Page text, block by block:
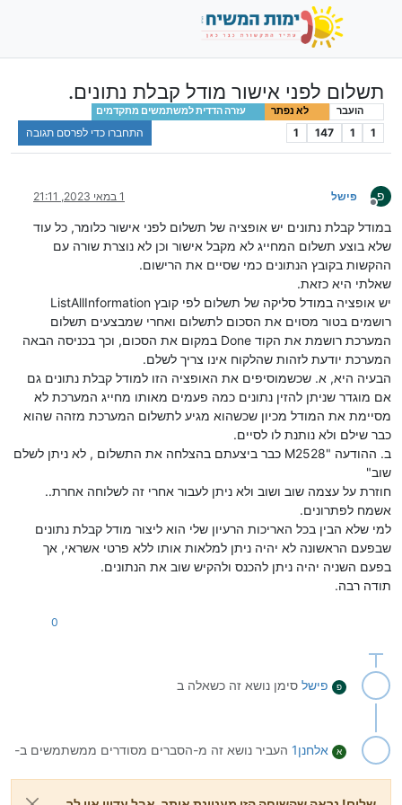
תשלום לפני אישור מודל קבלת נתונים.
הועבר לא נפתר עזרה הדדית למשתמשים מתקדמים
1
1
147
1 התחברו כדי לפרסם תגובה
פ
מנותק
פישל 1 במאי 2023, 21:11
במודל קבלת נתונים יש אופציה של תשלום לפני אישור כלומר, כל עוד
שלא בוצע תשלום המחייג לא מקבל אישור וכן לא נוצרת שורה עם
ההקשות בקובץ הנתונים כמי שסיים את הרישום.
שאלתי היא כזאת.
יש אופציה במודל סליקה של תשלום לפי קובץ ListAllInformation
רושמים בטור מסוים את הסכום לתשלום ואחרי שמבצעים תשלום
המערכת רושמת את הקוד Done במקום את הסכום, וכך בכניסה הבאה
המערכת יודעת לזהות שהלקוח אינו צריך לשלם.
הבעיה היא, א. שכשמוסיפים את האופציה הזו למודל קבלת נתונים גם
אם מוגדר שניתן להזין נתונים כמה פעמים מאותו מחייג המערכת לא
מסיימת את המודל מכיון שכשהוא מגיע לתשלום המערכת מזהה שהוא
כבר שילם ולא נותנת לו לסיים.
ב. ההודעה "M2528 כבר ביצעתם בהצלחה את התשלום , לא ניתן לשלם
שוב"
חוזרת על עצמה שוב ושוב ולא ניתן לעבור אחרי זה לשלוחה אחרת..
אשמח לפתרונים.
למי שלא הבין בכל האריכות הרעיון שלי הוא ליצור מודל קבלת נתונים
שבפעם הראשונה לא יהיה ניתן למלאות אותו ללא פרטי אשראי, אך
בפעם השניה יהיה ניתן להכנס ולהקיש שוב את הנתונים.
תודה רבה.
0
פ פישל סימן נושא זה כשאלה ב
א אלחנן1 העביר נושא זה מ-הסברים מסודרים ממשתמשים ב-